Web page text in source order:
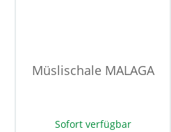
Müslischale MALAGA
Sofort verfügbar